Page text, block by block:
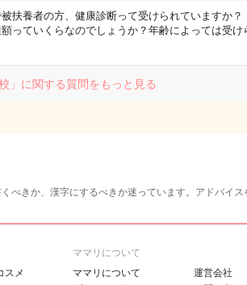
扶養者の方、健康診断って受けられていますか？
っていくらなのでしょうか？年齢によっては受け
校」に関する質問をもっと見る
きか、漢字にするべきか迷っています。アドバイス
スメ
ママリについて
ママリについて
運営会社